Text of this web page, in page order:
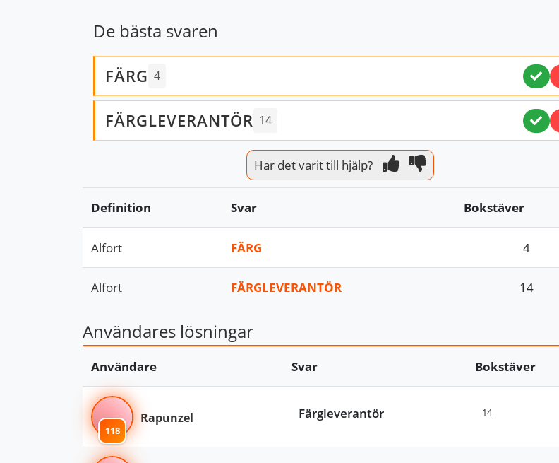
De bästa svaren
FÄRG 4
FÄRGLEVERANTÖR 14
Har det varit till hjälp?
Definition Svar Bokstäver
Alfort FÄRG 4
Alfort FÄRGLEVERANTÖR 14
Användares lösningar
Användare Svar Bokstäver
118
Rapunzel Färgleverantör 14